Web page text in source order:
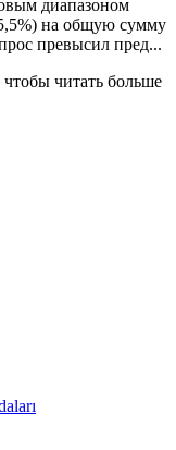
диапазоном
на общую сумму
превысил пред...
читать больше